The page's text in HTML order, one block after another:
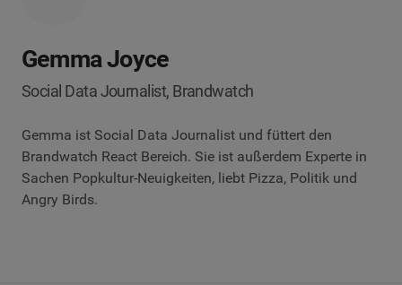
Gemma Joyce
Social Data Journalist, Brandwatch
Gemma ist Social Data Journalist und füttert den
Brandwatch React Bereich. Sie ist außerdem Experte in
Sachen Popkultur-Neuigkeiten, liebt Pizza, Politik und
Angry Birds.